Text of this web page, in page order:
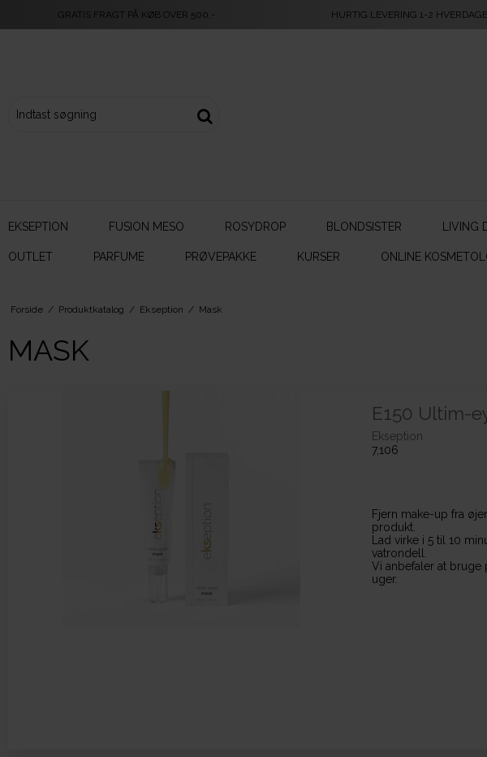
GRATIS FRAGT PÅ KØB OVER 500,- HURTIG LEVERING 1-2 HVERDAGE
EKSEPTION FUSION MESO ROSYDROP BLONDSISTER LIVING
OUTLET PARFUME PRØVEPAKKE KURSER ONLINE
Forside / Produktkatalog / Ekseption / Mask
MASK
E150 Ultim-
Ekseption
7,106
Fjern make-up fra
produkt.
Lad virke i 5 til 10
vatrondell.
Vi anbefaler at bruge
uger.